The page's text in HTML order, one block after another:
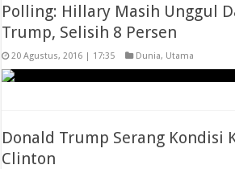
Polling: Hillary Masih Unggul
Trump, Selisih 8 Persen
20 Agustus, 2016 | 17:35 Dunia, Utama
Donald Trump Serang Kondisi
Clinton